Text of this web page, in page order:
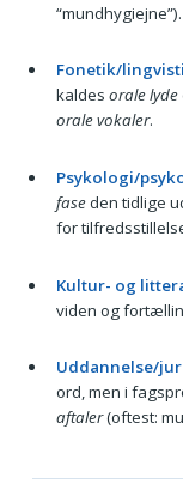
Fonetik/
kaldes orale lyde
orale vokaler.
Psykologi/
faseden tidlige
for
Kultur- og
viden og
Uddannelse/
ord, men i
aftaler(oftest: